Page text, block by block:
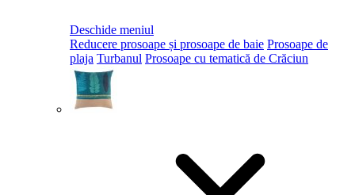
Deschide meniul
Reducere prosoape și prosoape de baie Prosoape de
plaja Turbanul Prosoape cu tematică de Crăciun